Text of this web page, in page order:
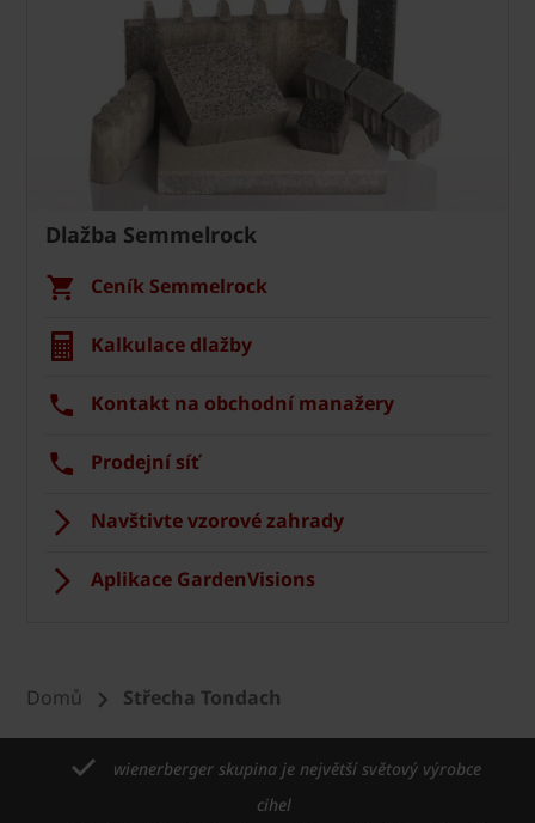
Dlažba Semmelrock
Ceník Semmelrock
Kalkulace dlažby
Kontakt na obchodní manažery
Prodejní síť
Navštivte vzorové zahrady
Aplikace GardenVisions
Domů Střecha Tondach
wienerberger skupina je největší světový výrobce
cihel